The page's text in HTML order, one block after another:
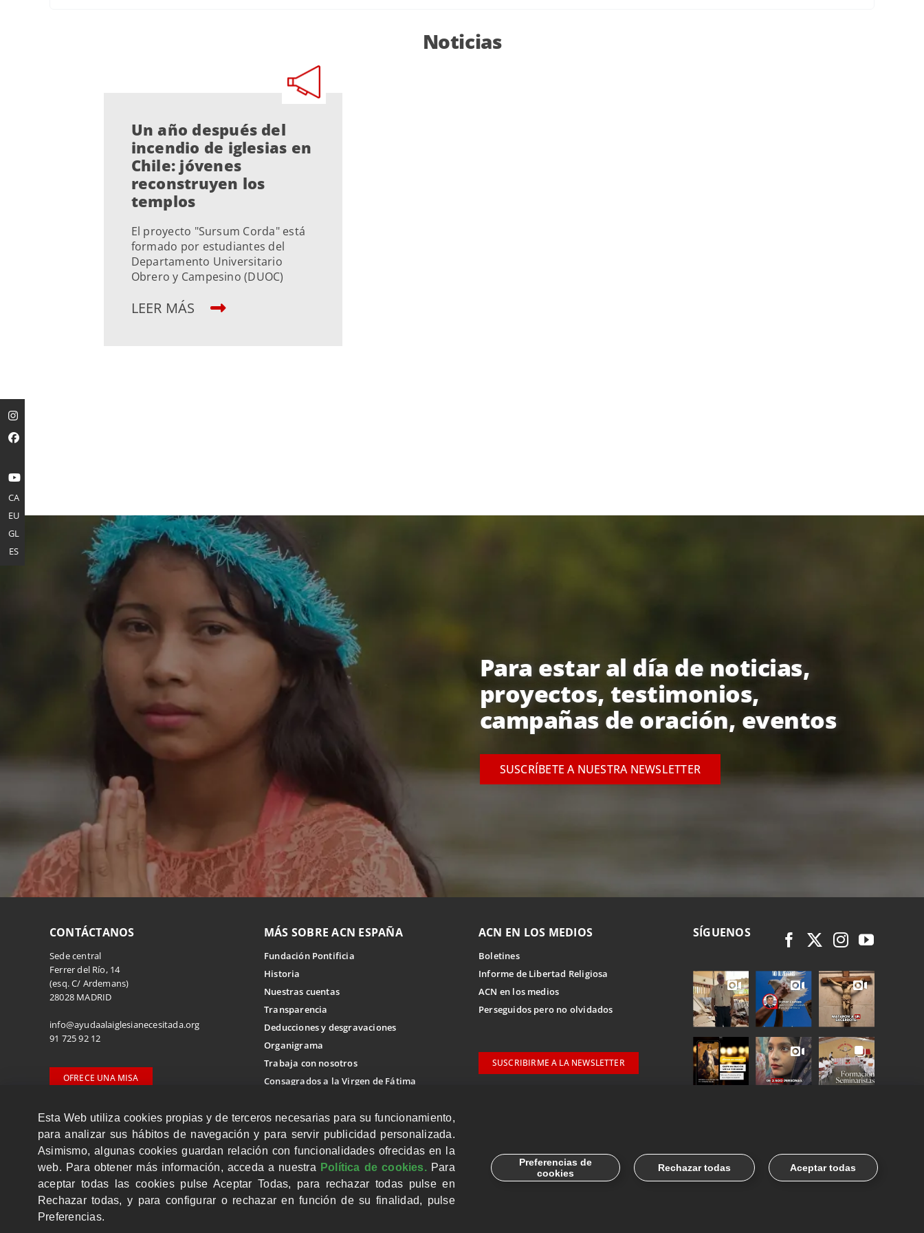
Noticias
Un año después del
incendio de iglesias en
Chile: jóvenes
reconstruyen los
templos
El proyecto "Sursum Corda" está
formado por estudiantes del
Departamento Universitario
Obrero y Campesino (DUOC)
LEER MÁS
Para estar al día de noticias,
proyectos, testimonios,
campañas de oración, eventos
SUSCRÍBETE A NUESTRA NEWSLETTER
CONTÁCTANOS
Sede central
Ferrer del Río, 14
(esq. C/ Ardemans)
28028 MADRID
info@ayudaalaiglesianecesitada.org
91 725 92 12
OFRECE UNA MISA
MÁS SOBRE ACN ESPAÑA
Fundación Pontificia
Historia
Nuestras cuentas
Transparencia
Deducciones y desgravaciones
Organigrama
Trabaja con nosotros
Consagrados a la Virgen de Fátima
ACN Internacional
Cómo solicitar ayuda
ACN EN LOS MEDIOS
Boletines
Informe de Libertad Religiosa
ACN en los medios
Perseguidos pero no olvidados
SUSCRIBIRME A LA NEWSLETTER
SÍGUENOS
CA
EU
GL
ES
Esta Web utiliza cookies propias y de terceros necesarias para su funcionamiento,
para analizar sus hábitos de navegación y para servir publicidad personalizada.
Asimismo, algunas cookies guardan relación con funcionalidades ofrecidas en la
web. Para obtener más información, acceda a nuestra Política de cookies.Para
aceptar todas las cookies pulse Aceptar Todas, para rechazar todas pulse en
Rechazar todas, y para configurar o rechazar en función de su finalidad, pulse
Preferencias.
Preferencias de
cookies
Rechazar todas Aceptar todas